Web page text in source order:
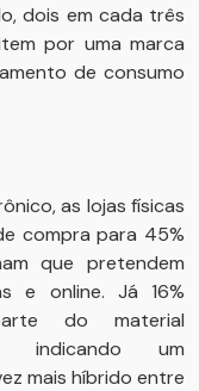
dois em cada três
por uma marca
de consumo
as lojas físicas
compra para 45%
que pretendem
e online. Já 16%
do material
indicando um
mais híbrido entre